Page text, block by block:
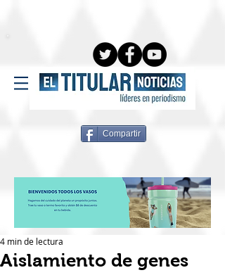
Compartir
Aislamiento de genes
4 min de lectura